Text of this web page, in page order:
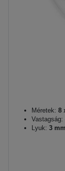
Méretek: 8
Vastagság:
Lyuk: 3 mm